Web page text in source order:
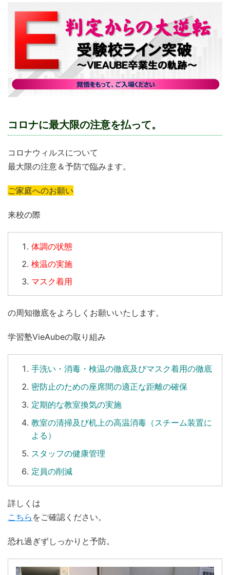
コロナに最大限の注意を払って。
コロナウィルスについて
最大限の注意＆予防で臨みます。
ご家庭へのお願い
来校の際
体調の状態
検温の実施
マスク着用
の周知徹底をよろしくお願いいたします。
学習塾VieAubeの取り組み
手洗い ・ 消毒 ・ 検温の徹底及びマスク着用の徹底
密防止のための座席間の適正な距離の確保
定期的な教室換気の実施
教室の清掃及び机上の高温消毒（スチーム装置に
よる）
スタッフの健康管理
定員の削減
詳しくは
こちら をご確認ください。
恐れ過ぎずしっかりと予防。